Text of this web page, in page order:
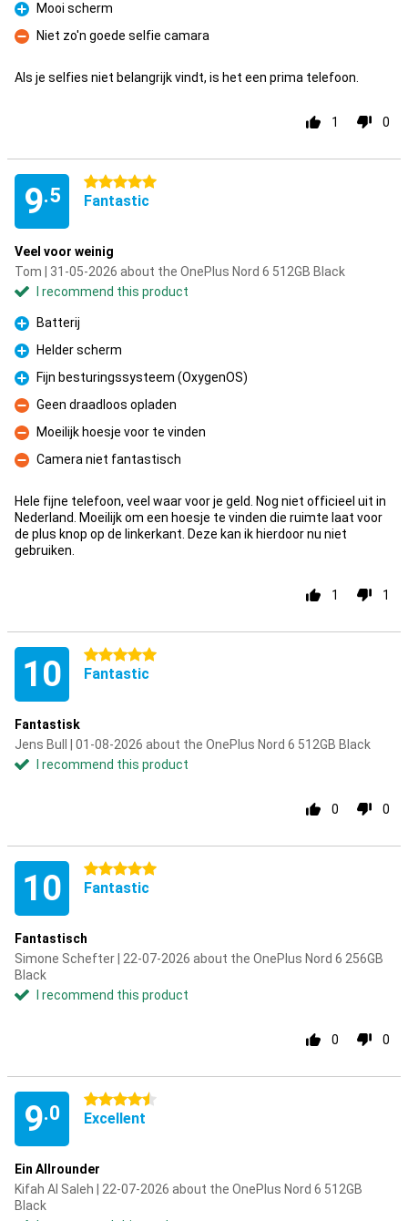
Pro
Mooi scherm
Con
Niet zo'n goede selfie camara
Als je selfies niet belangrijk vindt, is het een prima telefoon.
1 0
9.5
5 stars
Fantastic
Veel voor weinig
Tom | 31-05-2026 about the OnePlus Nord 6 512GB Black
I recommend this product
Pro
Batterij
Pro
Helder scherm
Pro
Fijn besturingssysteem (OxygenOS)
Con
Geen draadloos opladen
Con
Moeilijk hoesje voor te vinden
Con
Camera niet fantastisch
Hele fijne telefoon, veel waar voor je geld. Nog niet officieel uit in
Nederland. Moeilijk om een hoesje te vinden die ruimte laat voor
de plus knop op de linkerkant. Deze kan ik hierdoor nu niet
gebruiken.
1 1
10 5 stars
Fantastic
Fantastisk
Jens Bull | 01-08-2026 about the OnePlus Nord 6 512GB Black
I recommend this product
0 0
10 5 stars
Fantastic
Fantastisch
Simone Schefter | 22-07-2026 about the OnePlus Nord 6 256GB
Black
I recommend this product
0 0
9.0
4.5 stars
Excellent
Ein Allrounder
Kifah Al Saleh | 22-07-2026 about the OnePlus Nord 6 512GB
Black